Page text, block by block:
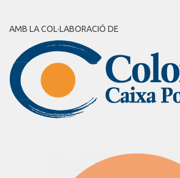
AMB LA COL·LABORACIÓ DE